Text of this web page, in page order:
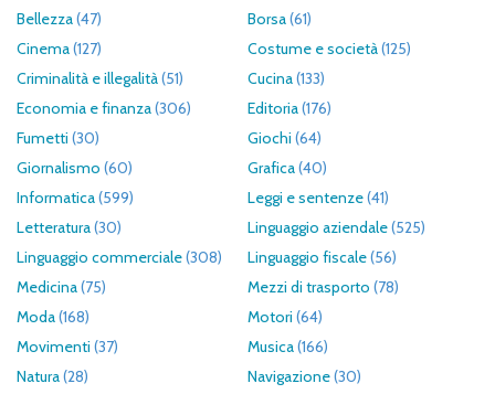
Bellezza(47) Borsa(61)
Cinema(127) Costume e società(125)
Criminalità e illegalità(51) Cucina(133)
Economia e finanza(306) Editoria(176)
Fumetti (30) Giochi (64)
Giornalismo (60) Grafica(40)
Informatica(599) Leggi e sentenze(41)
Letteratura(30) Linguaggio aziendale(525)
Linguaggio commerciale(308) Linguaggio fiscale(56)
Medicina(75) Mezzi di trasporto (78)
Moda(168) Motori (64)
Movimenti (37) Musica(166)
Natura(28) Navigazione(30)